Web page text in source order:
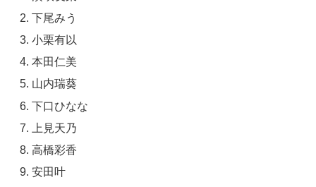
下尾みう
小栗有以
本田仁美
山内瑞葵
下口ひなな
上見天乃
高橋彩香
安田叶